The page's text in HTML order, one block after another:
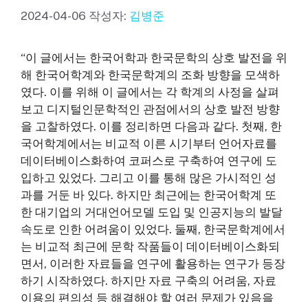
2024-04-06 작성자: 김병준
“이 글에서는 한국어학과 한국문학의 상호 발전을 위
해 한국어학계와 한국문학계의 조화 방향을 모색하
였다. 이를 위해 이 글에서는 각 학계의 사정을 살펴
보고 디지털인문학적인 관점에서의 상호 발전 방향
을 고찰하였다. 이를 정리하면 다음과 같다. 첫째, 한
국어학계에서는 비교적 이른 시기부터 언어자료를
데이터베이스화하여 코퍼스로 구축하여 연구에 도
입하고 있었다. 그리고 이를 통해 많은 가시적인 성
과를 거둔 바 있다. 하지만 최근에는 한국어학계 또
한 대기업의 거대언어모델 도입 및 인공지능의 발달
속도로 인한 어려움이 있었다. 둘째, 한국문학계에서
는 비교적 최근에 문학 작품들이 데이터베이스화되
면서, 이러한 자료들을 연구에 활용하는 연구가 등장
하기 시작하였다. 하지만 자료 구축의 어려움, 자료
이용의 편의성 등 해결해야 할 여러 문제가 있음을